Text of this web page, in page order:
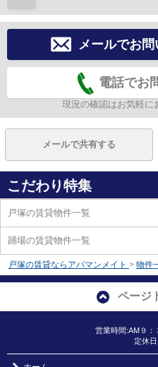
メールでお
電話でお
現況の確認はお気軽に
メールで共有する
こだわり特集
戸塚の賃貸物件一覧
踊場の賃貸物件一覧
戸塚の賃貸ならアパマンメイト > 物件
ページ
営業時間:AM９：
定休